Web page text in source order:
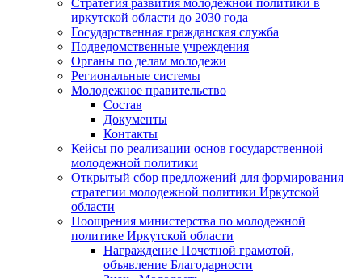
Стратегия развития молодежной политики в
иркутской области до 2030 года
Государственная гражданская служба
Подведомственные учреждения
Органы по делам молодежи
Региональные системы
Молодежное правительство
Состав
Документы
Контакты
Кейсы по реализации основ государственной
молодежной политики
Открытый сбор предложений для формирования
стратегии молодежной политики Иркутской
области
Поощрения министерства по молодежной
политике Иркутской области
Награждение Почетной грамотой,
объявление Благодарности